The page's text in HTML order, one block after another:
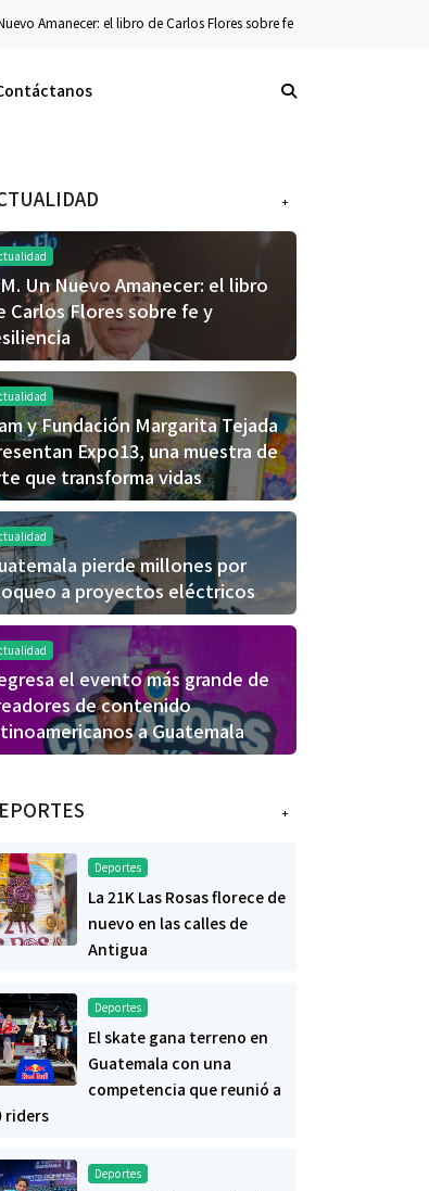
el libro de Carlos Flores sobre fe y resiliencia Tecnología
+
Un Nuevo Amanecer: el libro
Carlos Flores sobre fe y
y Fundación Margarita Tejada
Expo13, una muestra de
que transforma vidas
pierde millones por
a proyectos eléctricos
el evento más grande de
de contenido
a Guatemala
+
Deportes
La 21K Las Rosas florece de
nuevo en las calles de
Antigua
Deportes
El skate gana terreno en
Guatemala con una
competencia que reunió a
riders
Deportes